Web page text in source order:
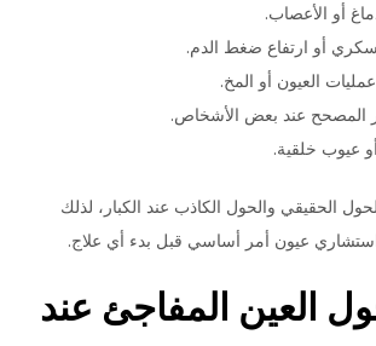
أو الأعصاب.
أو ارتفاع ضغط الدم.
العيون أو المخ.
المصحح عند بعض الأشخاص.
عيوب خلقية.
الحقيقي والحول الكاذب عند الكبار، لذلك
عيون أمر أساسي قبل بدء أي علاج.
العين المفاجئ عند